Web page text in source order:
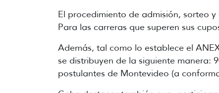
El procedimiento de admisión, sorteo
Para las carreras que superen sus
Además, tal como lo establece el
se distribuyen de la siguiente manera:
postulantes de Montevideo (a